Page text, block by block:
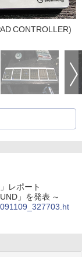
CONTROLLER)
レポート
」を発表 ～